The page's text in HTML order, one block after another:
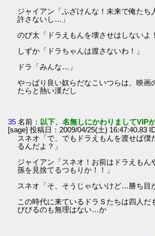
ジャイアン「ふざけんな！未来で俺たち
許さないし…」
のび太「ドラえもんを壊させはしないよ
しずか「ドラちゃんは渡さないわ！」
ドラ「みんな…」
やっぱり良い奴らだなこいつらは。映画
たらと熱い漢だし
35 名前： 以下、名無しにかわりましてVIP
[sage] 投稿日：2009/04/25(土) 16:47:40.83
スネオ「で、でもドラえもんを渡せば僕
るんだよ？」
ジャイアン「スネオ！お前はドラえもん
孫を見捨てるつもりか！！」
スネオ「そ、そうじゃないけど…勝ち目
この時代に来ているドラＳたちは四人
びびるのも無理はない…か